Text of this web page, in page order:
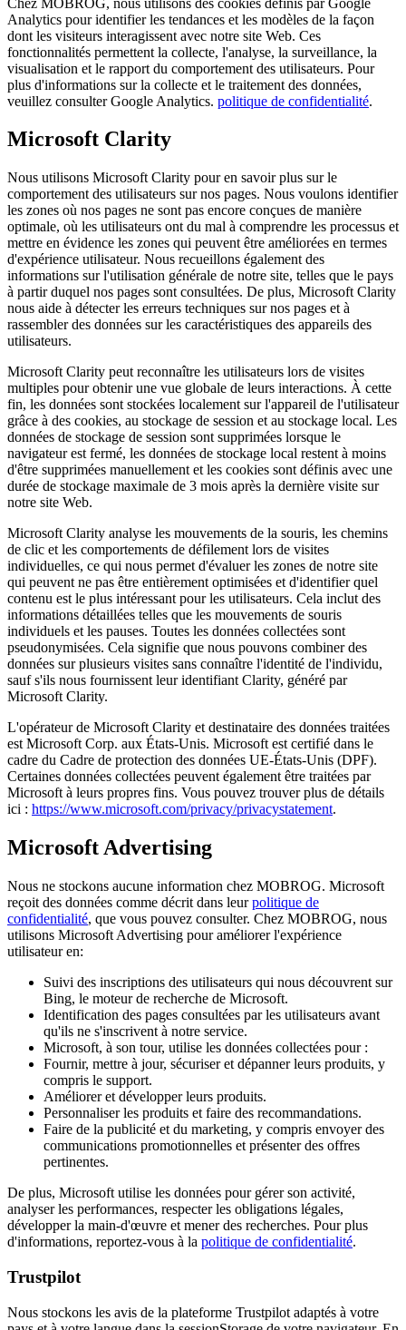
Analytics pour identifier les tendances et les modèles de la façon
dont les visiteurs interagissent avec notre site Web. Ces
fonctionnalités permettent la collecte, l'analyse, la surveillance, la
visualisation et le rapport du comportement des utilisateurs. Pour
plus d'informations sur la collecte et le traitement des données,
veuillez consulter Google Analytics. politique de confidentialité.
Microsoft Clarity
Nous utilisons Microsoft Clarity pour en savoir plus sur le
comportement des utilisateurs sur nos pages. Nous voulons identifier
les zones où nos pages ne sont pas encore conçues de manière
optimale, où les utilisateurs ont du mal à comprendre les processus et
mettre en évidence les zones qui peuvent être améliorées en termes
d'expérience utilisateur. Nous recueillons également des
informations sur l'utilisation générale de notre site, telles que le pays
à partir duquel nos pages sont consultées. De plus, Microsoft Clarity
nous aide à détecter les erreurs techniques sur nos pages et à
rassembler des données sur les caractéristiques des appareils des
utilisateurs.
Microsoft Clarity peut reconnaître les utilisateurs lors de visites
multiples pour obtenir une vue globale de leurs interactions. À cette
fin, les données sont stockées localement sur l'appareil de l'utilisateur
grâce à des cookies, au stockage de session et au stockage local. Les
données de stockage de session sont supprimées lorsque le
navigateur est fermé, les données de stockage local restent à moins
d'être supprimées manuellement et les cookies sont définis avec une
durée de stockage maximale de 3 mois après la dernière visite sur
notre site Web.
Microsoft Clarity analyse les mouvements de la souris, les chemins
de clic et les comportements de défilement lors de visites
individuelles, ce qui nous permet d'évaluer les zones de notre site
qui peuvent ne pas être entièrement optimisées et d'identifier quel
contenu est le plus intéressant pour les utilisateurs. Cela inclut des
informations détaillées telles que les mouvements de souris
individuels et les pauses. Toutes les données collectées sont
pseudonymisées. Cela signifie que nous pouvons combiner des
données sur plusieurs visites sans connaître l'identité de l'individu,
sauf s'ils nous fournissent leur identifiant Clarity, généré par
Microsoft Clarity.
L'opérateur de Microsoft Clarity et destinataire des données traitées
est Microsoft Corp. aux États-Unis. Microsoft est certifié dans le
cadre du Cadre de protection des données UE-États-Unis (DPF).
Certaines données collectées peuvent également être traitées par
Microsoft à leurs propres fins. Vous pouvez trouver plus de détails
ici : https://www.microsoft.com/privacy/privacystatement.
Microsoft Advertising
Nous ne stockons aucune information chez MOBROG. Microsoft
reçoit des données comme décrit dans leurpolitique de
confidentialité, que vous pouvez consulter. Chez MOBROG, nous
utilisons Microsoft Advertising pour améliorer l'expérience
utilisateur en:
Suivi des inscriptions des utilisateurs qui nous découvrent sur
Bing, le moteur de recherche de Microsoft.
Identification des pages consultées par les utilisateurs avant
qu'ils ne s'inscrivent à notre service.
Microsoft, à son tour, utilise les données collectées pour :
Fournir, mettre à jour, sécuriser et dépanner leurs produits, y
compris le support.
Améliorer et développer leurs produits.
Personnaliser les produits et faire des recommandations.
Faire de la publicité et du marketing, y compris envoyer des
communications promotionnelles et présenter des offres
pertinentes.
De plus, Microsoft utilise les données pour gérer son activité,
analyser les performances, respecter les obligations légales,
développer la main-d'œuvre et mener des recherches. Pour plus
d'informations, reportez-vous à la politique de confidentialité.
Trustpilot
Nous stockons les avis de la plateforme Trustpilot adaptés à votre